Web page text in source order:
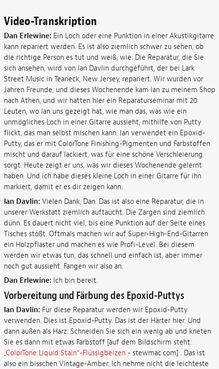
Video-Transkription
Dan Erlewine: Ein Loch oder eine Punktion in einer Akustikgitarre
kann repariert werden. Es ist also ziemlich schwer zu sehen, ob
die richtige Person es tut und weiß, wie. Die Reparatur, die Sie
sich ansehen, wird von Ian Davlin durchgeführt, der bei Lark
Street Music in Teaneck, New Jersey, repariert. Wir wurden vor
Jahren Freunde, und dieses Wochenende kam Ian zu meinem Shop
nach Athen, und wir hatten hier ein Reparaturseminar mit 20
Leuten, wo Ian uns gezeigt hat, wie man das, was wie ein
unmögliches Loch in einer Gitarre aussieht, mithilfe von Putty
flickt, das man selbst mischen kann. Ian verwendet ein Epoxid-
Putty, das er mit ColorTone Finishing-Pigmenten und Farbstoffen
mischt und darauf lackiert, was für eine schöne Verschleierung
sorgt. Heute zeigt er uns, was wir dieses Wochenende gelernt
haben. Und ich habe dieses kleine Loch in einer Gitarre für ihn
markiert, damit er es dir zeigen kann.
Ian Davlin: Vielen Dank, Dan. Das ist also eine Reparatur, die in
unserer Werkstatt ziemlich auftaucht. Die Zargen sind ziemlich
dünn. Es dauert nicht viel, bis eine Punktion auf der Seite eines
Tisches stößt. Oftmals machen wir auf Super-High-End-Gitarren
ein Holzpflaster und machen es wie Profi-Level. Bei diesem
werden wir etwas tun, das schnell und einfach ist, aber immer
noch gut aussieht. Fangen wir also an.
Dan Erlewine: Ich bin bereit.
Vorbereitung und Färbung des Epoxid-Puttys
Ian Davlin: Für diese Reparatur werden wir Epoxid-Putty
verwenden. Dies ist Epoxid-Putty. Das ist der Härter hier. Und
dann außen als Harz. Schneiden Sie sich ein wenig ab und kneten
Sie es dann mit etwas Farbstoff [auf dem Bildschirm steht:
„ColorTone Liquid Stain“-Flüssigbeizen - stewmac.com] . Das ist
also ein bisschen Vintage-Amber. Ich nehme nicht die leichteste